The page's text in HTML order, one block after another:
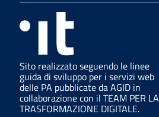
Sito realizzato seguendo le linee
guida di sviluppo per i servizi web
delle PA pubblicate da AGID in
collaborazione con il TEAM PER LA
TRASFORMAZIONE DIGITALE.